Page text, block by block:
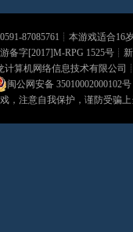
87085761┊本游戏适合16
备字[2017]M-RPG 1525号┊
算机网络信息技术有限公司
闽公网安备 35010002000102号
，注意自我保护，谨防受骗